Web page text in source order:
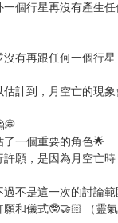
個行星再沒有產生任
有再跟任何一個行
到，月空亡的現象
一個重要的角色🌟
願，是因為月空亡
是這一次的討論範圍